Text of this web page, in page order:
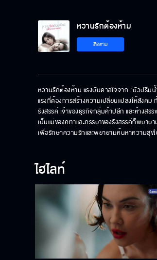
หวานรักต้องห้าม
ติดตาม
หวานรักต้องห้าม แรงบันดาลใจจาก "บัวปริ่ม
แรงที่ต้องการสร้างความเปลี่ยนแปลงให้สัง
รังสรรค์ เจ้าของธุรกิจกลุ่มค้าปลีก และห้างส
เป็นแม่ของคทาและภรรยาของรังสรรค์ก็พยา
เพื่อรักษาความรักและพยายามค้นหาความสุ
ไฮไลท์